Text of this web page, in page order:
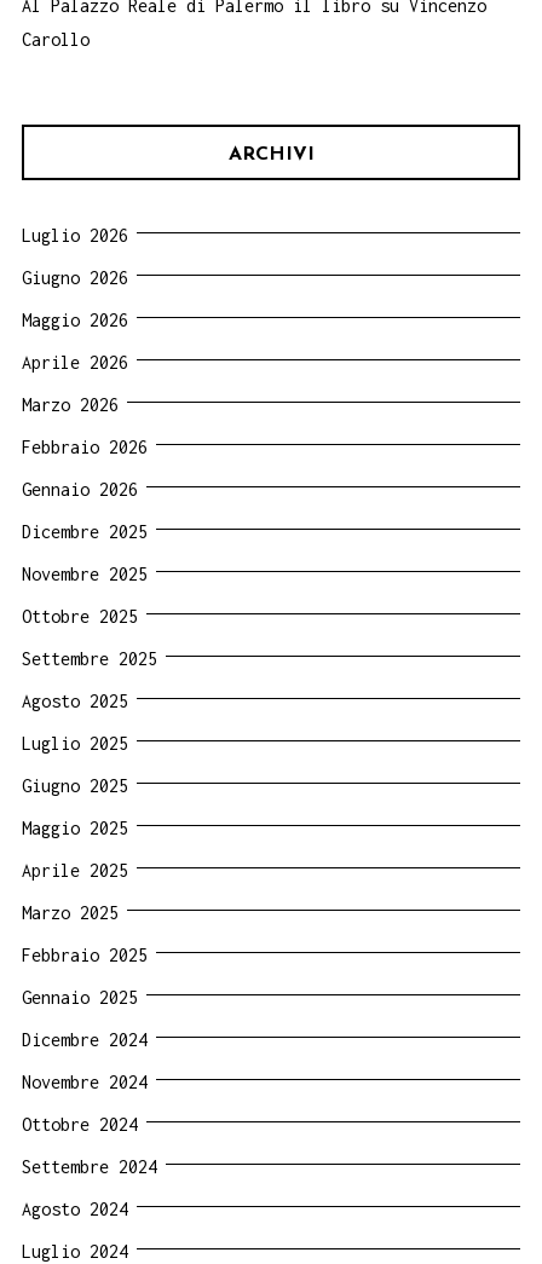
Al Palazzo Reale di Palermo il libro su Vincenzo
Carollo
ARCHIVI
Luglio 2026
Giugno 2026
Maggio 2026
Aprile 2026
Marzo 2026
Febbraio 2026
Gennaio 2026
Dicembre 2025
Novembre 2025
Ottobre 2025
Settembre 2025
Agosto 2025
Luglio 2025
Giugno 2025
Maggio 2025
Aprile 2025
Marzo 2025
Febbraio 2025
Gennaio 2025
Dicembre 2024
Novembre 2024
Ottobre 2024
Settembre 2024
Agosto 2024
Luglio 2024